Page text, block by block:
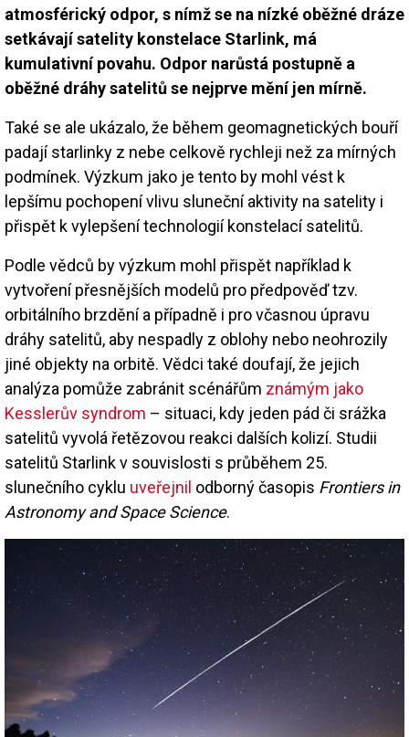
atmosférický odpor, s nímž se na nízké oběžné dráze
setkávají satelity konstelace Starlink, má
kumulativní povahu. Odpor narůstá postupně a
oběžné dráhy satelitů se nejprve mění jen mírně.
Také se ale ukázalo, že během geomagnetických bouří
padají starlinky z nebe celkově rychleji než za mírných
podmínek. Výzkum jako je tento by mohl vést k
lepšímu pochopení vlivu sluneční aktivity na satelity i
přispět k vylepšení technologií konstelací satelitů.
Podle vědců by výzkum mohl přispět například k
vytvoření přesnějších modelů pro předpověď tzv.
orbitálního brzdění a případně i pro včasnou úpravu
dráhy satelitů, aby nespadly z oblohy nebo neohrozily
jiné objekty na orbitě. Vědci také doufají, že jejich
analýza pomůže zabránit scénářům známým jako
Kesslerův syndrom – situaci, kdy jeden pád či srážka
satelitů vyvolá řetězovou reakci dalších kolizí. Studii
satelitů Starlink v souvislosti s průběhem 25.
slunečního cyklu uveřejnil odborný časopis Frontiers in
Astronomy and Space Science.